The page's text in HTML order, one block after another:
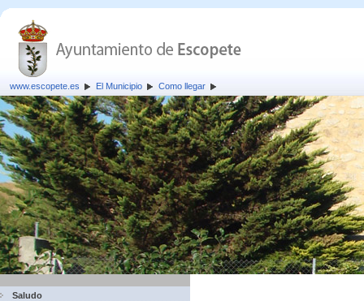
www.escopete.es El Municipio Como llegar
Saludo